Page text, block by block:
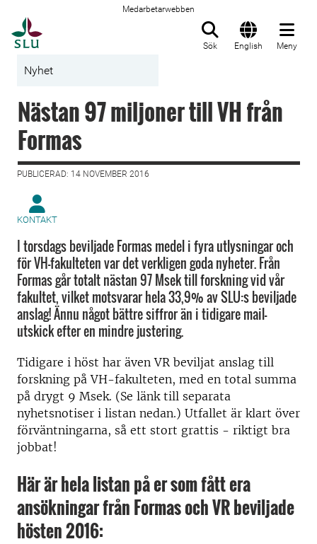
Medarbetarwebben
Sök English Meny
Nyhet
Nästan 97 miljoner till VH från
Formas
PUBLICERAD: 14 NOVEMBER 2016
KONTAKT
I torsdags beviljade Formas medel i fyra utlysningar och
för VH-fakulteten var det verkligen goda nyheter. Från
Formas går totalt nästan 97 Msek till forskning vid vår
fakultet, vilket motsvarar hela 33,9% av SLU:s beviljade
anslag! Ännu något bättre siffror än i tidigare mail-
utskick efter en mindre justering.
Tidigare i höst har även VR beviljat anslag till
forskning på VH-fakulteten, med en total summa
på drygt 9 Msek. (Se länk till separata
nyhetsnotiser i listan nedan.) Utfallet är klart över
förväntningarna, så ett stort grattis - riktigt bra
jobbat!
Här är hela listan på er som fått era
ansökningar från Formas och VR beviljade
hösten 2016: